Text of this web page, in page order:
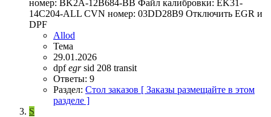
номер: BK2A-12B684-BB Файл калибровки: EK31-
14C204-ALL CVN номер: 03DD28B9 Отключить EGR и
DPF
Allod
Тема
29.01.2026
dpfegr sid 208 transit
Ответы: 9
Раздел: Стол заказов [ Заказы размещайте в этом
разделе ]
S